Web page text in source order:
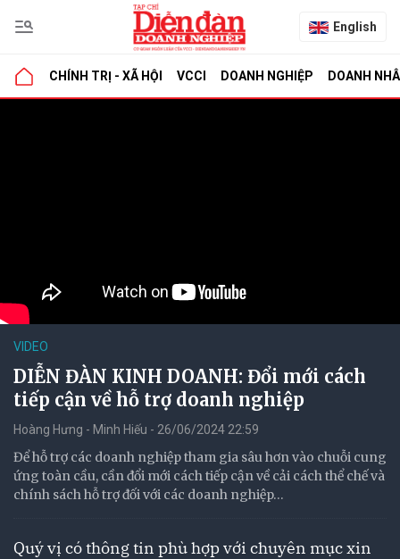
English
CHÍNH TRỊ - XÃ HỘI VCCI DOANH NGHIỆP DOANH
VIDEO
DIỄN ĐÀN KINH DOANH: Đổi mới cách
tiếp cận về hỗ trợ doanh nghiệp
Hoàng Hưng - Minh Hiếu - 26/06/2024 22:59
Để hỗ trợ các doanh nghiệp tham gia sâu hơn vào chuỗi cung
ứng toàn cầu, cần đổi mới cách tiếp cận về cải cách thể chế và
chính sách hỗ trợ đối với các doanh nghiệp…
Quý vị có thông tin phù hợp với chuyên mục xin